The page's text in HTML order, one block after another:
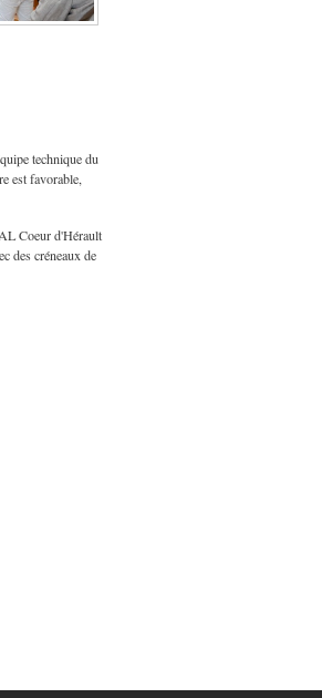
technique du
est favorable,
Coeur d'Hérault
des créneaux de